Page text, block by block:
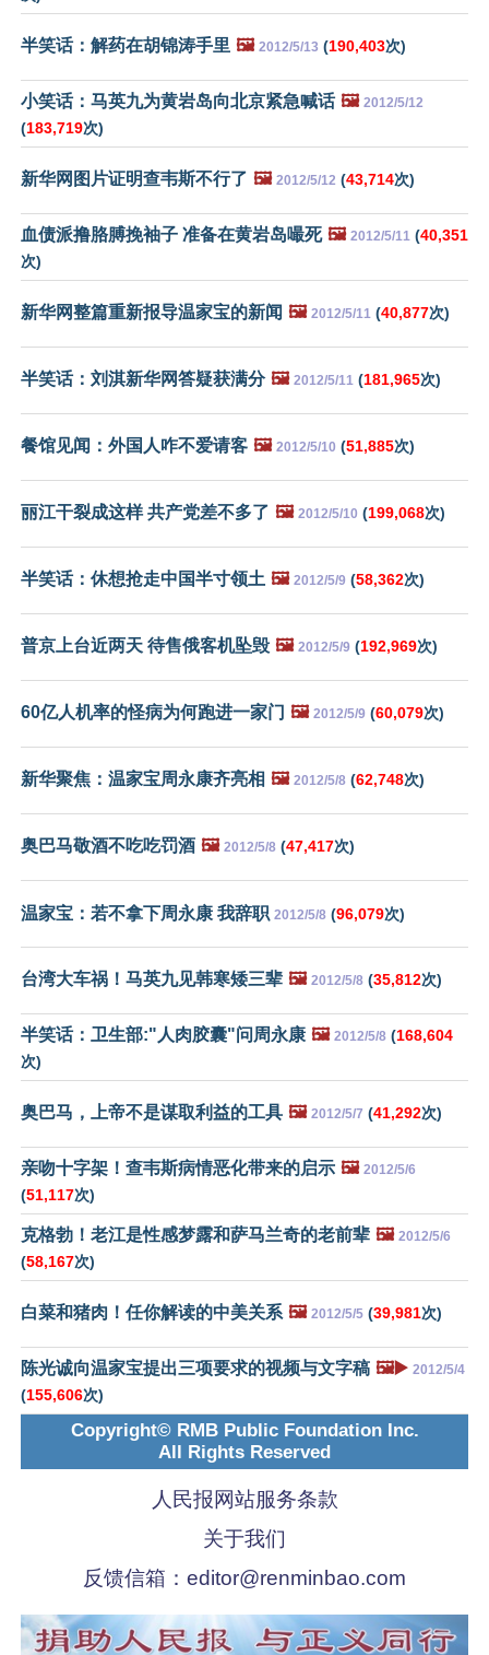
半笑话：解药在胡锦涛手里 🖼️ 2012/5/13 (190,403次)
小笑话：马英九为黄岩岛向北京紧急喊话 🖼️ 2012/5/12
(183,719次)
新华网图片证明查韦斯不行了 🖼️ 2012/5/12 (43,714次)
血债派撸胳膊挽袖子 准备在黄岩岛嘬死 🖼️ 2012/5/11 (40,351
次)
新华网整篇重新报导温家宝的新闻 🖼️ 2012/5/11 (40,877次)
半笑话：刘淇新华网答疑获满分 🖼️ 2012/5/11 (181,965次)
餐馆见闻：外国人咋不爱请客 🖼️ 2012/5/10 (51,885次)
丽江干裂成这样 共产党差不多了 🖼️ 2012/5/10 (199,068次)
半笑话：休想抢走中国半寸领土 🖼️ 2012/5/9 (58,362次)
普京上台近两天 待售俄客机坠毁 🖼️ 2012/5/9 (192,969次)
60亿人机率的怪病为何跑进一家门 🖼️ 2012/5/9 (60,079次)
新华聚焦：温家宝周永康齐亮相 🖼️ 2012/5/8 (62,748次)
奥巴马敬酒不吃吃罚酒 🖼️ 2012/5/8 (47,417次)
温家宝：若不拿下周永康 我辞职 2012/5/8 (96,079次)
台湾大车祸！马英九见韩寒矮三辈 🖼️ 2012/5/8 (35,812次)
半笑话：卫生部:"人肉胶囊"问周永康 🖼️ 2012/5/8 (168,604
次)
奥巴马，上帝不是谋取利益的工具 🖼️ 2012/5/7 (41,292次)
亲吻十字架！查韦斯病情恶化带来的启示 🖼️ 2012/5/6
(51,117次)
克格勃！老江是性感梦露和萨马兰奇的老前辈 🖼️ 2012/5/6
(58,167次)
白菜和猪肉！任你解读的中美关系 🖼️ 2012/5/5 (39,981次)
陈光诚向温家宝提出三项要求的视频与文字稿 🖼️▶️ 2012/5/4
(155,606次)
Copyright© RMB Public Foundation Inc.
All Rights Reserved
人民报网站服务条款
关于我们
反馈信箱： editor@renminbao.com